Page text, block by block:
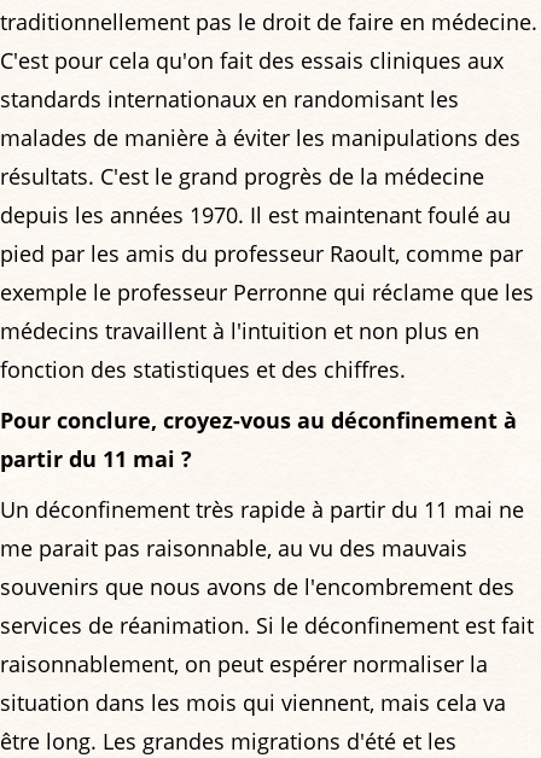
traditionnellement pas le droit de faire en médecine.
C'est pour cela qu'on fait des essais cliniques aux
standards internationaux en randomisant les
malades de manière à éviter les manipulations des
résultats. C'est le grand progrès de la médecine
depuis les années 1970. Il est maintenant foulé au
pied par les amis du professeur Raoult, comme par
exemple le professeur Perronne qui réclame que les
médecins travaillent à l'intuition et non plus en
fonction des statistiques et des chiffres.
Pour conclure, croyez-vous au déconfinement à
partir du 11 mai ?
Un déconfinement très rapide à partir du 11 mai ne
me parait pas raisonnable, au vu des mauvais
souvenirs que nous avons de l'encombrement des
services de réanimation. Si le déconfinement est fait
raisonnablement, on peut espérer normaliser la
situation dans les mois qui viennent, mais cela va
être long. Les grandes migrations d'été et les